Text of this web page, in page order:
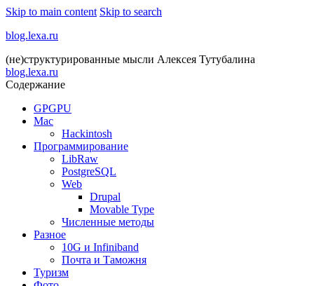
Skip to main content Skip to search
blog.lexa.ru
(не)структурированные мысли Алексея Тутубалина
blog.lexa.ru
Содержание
GPGPU
Mac
Hackintosh
Программирование
LibRaw
PostgreSQL
Web
Drupal
Movable Type
Численные методы
Разное
10G и Infiniband
Почта и Таможня
Туризм